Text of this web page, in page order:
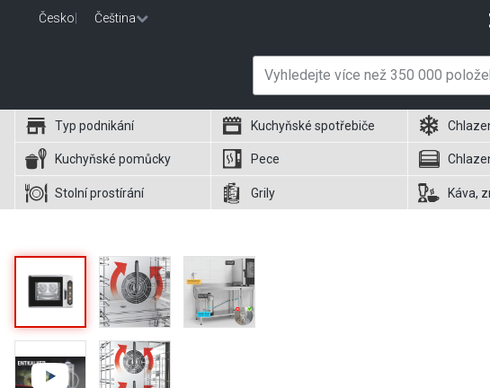
Česko Čeština
Typ podnikání Kuchyňské spotřebiče
Kuchyňské pomůcky Pece
Stolní prostírání Grily Káva,